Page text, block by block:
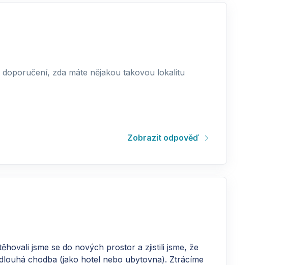
zda máte nějakou takovou lokalitu
Zobrazit odpověď
jsme se do nových prostor a zjistili jsme, že
chodba (jako hotel nebo ubytovna). Ztrácíme